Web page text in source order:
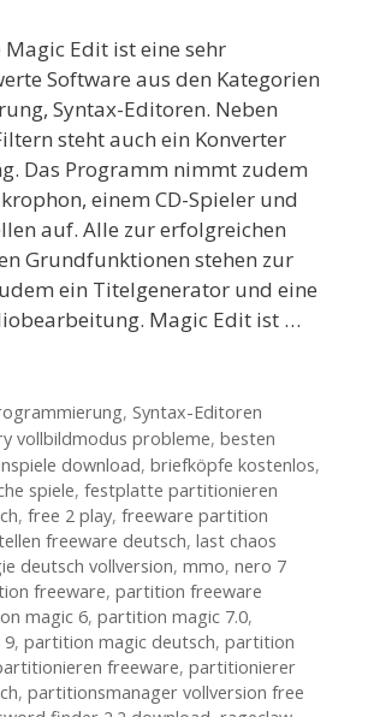
Magic Edit ist eine sehr
Software aus den Kategorien
Syntax-Editoren. Neben
steht auch ein Konverter
Das Programm nimmt zudem
einem CD-Spieler und
auf. Alle zur erfolgreichen
Grundfunktionen stehen zur
ein Titelgenerator und eine
Magic Edit ist …
, Syntax-Editoren
vollbildmodus probleme, besten
download, briefköpfe kostenlos,
spiele, festplatte partitionieren
, free 2 play, freeware partition
freeware deutsch, last chaos
deutsch vollversion, mmo, nero 7
freeware, partition freeware
magic 6, partition magic 7.0,
9, partition magic deutsch, partition
freeware, partitionierer
, partitionsmanager vollversion free